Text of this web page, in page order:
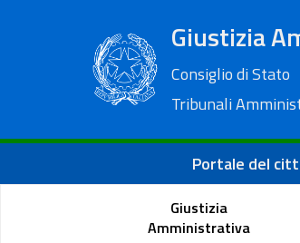
Giustizia
Consiglio di Stato
Tribunali
Portale del
Giustizia
Amministrativa